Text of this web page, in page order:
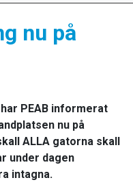
nu på
PEAB informerat
nu på
ALLA gatorna skall
under dagen
intagna.